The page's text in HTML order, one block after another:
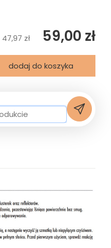
47,97 zł 59,00 zł
dodaj do koszyka